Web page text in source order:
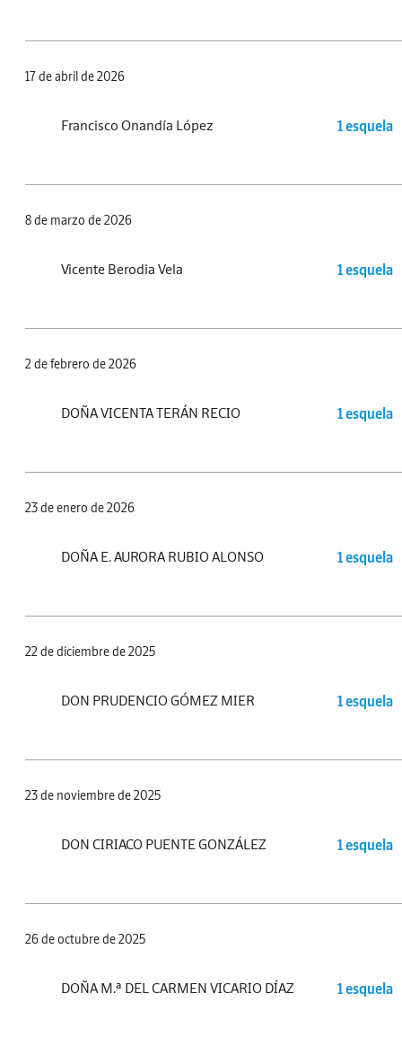
17 de abril de 2026
Francisco Onandía López 1 esquela
8 de marzo de 2026
Vicente Berodia Vela 1 esquela
2 de febrero de 2026
DOÑA VICENTA TERÁN RECIO 1 esquela
23 de enero de 2026
DOÑA E. AURORA RUBIO ALONSO 1 esquela
22 de diciembre de 2025
DON PRUDENCIO GÓMEZ MIER 1 esquela
23 de noviembre de 2025
DON CIRIACO PUENTE GONZÁLEZ 1 esquela
26 de octubre de 2025
DOÑA M.ª DEL CARMEN VICARIO DÍAZ 1 esquela